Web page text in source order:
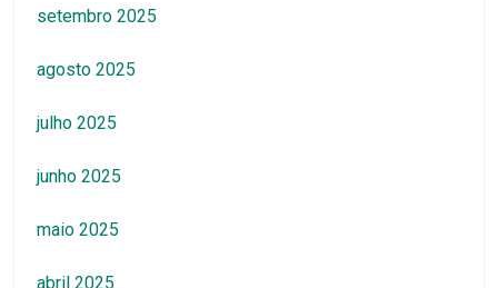
setembro 2025
agosto 2025
julho 2025
junho 2025
maio 2025
abril 2025